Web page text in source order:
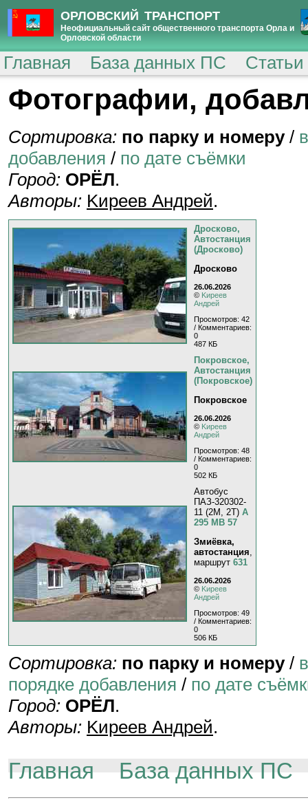
ОРЛОВСКИЙ ТРАНСПОРТ
Неофициальный сайт общественного транспорта Орла и
Орловской области
Главная База данных ПС
Фотографии,
Сортировка: по парку и номеру/
добавления / по дате съёмки
Город: ОРЁЛ.
Авторы: Kиpeeв Aндpeй.
Дросково,
Автостанция
(Дросково)
Дросково
26.06.2026
© Kиpeeв
Aндpeй
Просмотров: 42
/ Комментариев:
0
487 КБ
Покровское,
Автостанция
(Покровское)
Покровское
26.06.2026
© Kиpeeв
Aндpeй
Просмотров: 48
/ Комментариев:
0
502 КБ
Автобус
ПАЗ-320302-
11 (2M, 2T) А
295 МВ 57
Змиёвка,
автостанция,
маршрут 631
26.06.2026
© Kиpeeв
Aндpeй
Просмотров: 49
/ Комментариев:
0
506 КБ
Сортировка: по парку и номеру/
порядке добавления / по дате
Город: ОРЁЛ.
Авторы: Kиpeeв Aндpeй.
Главная База данных ПС